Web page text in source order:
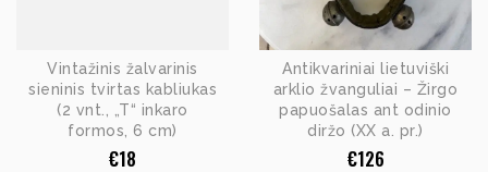
Vintažinis žalvarinis
sieninis tvirtas kabliukas
(2 vnt., „T“ inkaro
formos, 6 cm)
€18
Antikvariniai lietuviški
arklio žvanguliai – Žirgo
papuošalas ant odinio
diržo (XX a. pr.)
€126